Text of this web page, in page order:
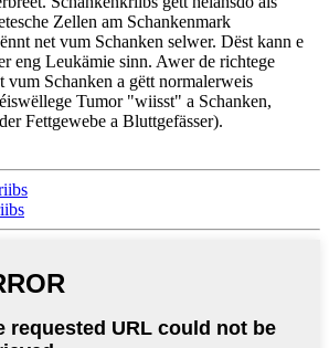
Zellen am Schankenmark
net vum Schanken selwer. Dëst kann e
eng Leukämie sinn. Awer de richtege
vum Schanken a gëtt normalerweis
Tumor "wiisst" a Schanken,
Fettgewebe a Bluttgefässer).